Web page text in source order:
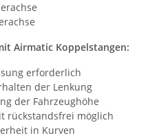
Airmatic Koppelstangen:
erforderlich
der Lenkung
der Fahrzeughöhe
rückstandsfrei möglich
in Kurven